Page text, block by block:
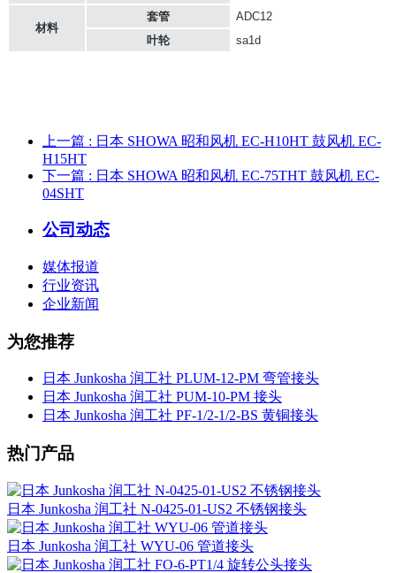
材料
套管
ADC12
叶轮
sa1d
上一篇 : 日本 SHOWA 昭和风机 EC-H10HT 鼓风机 EC-
H15HT
下一篇 : 日本 SHOWA 昭和风机 EC-75THT 鼓风机 EC-
04SHT
公司动态
媒体报道
行业资讯
企业新闻
为您推荐
日本 Junkosha 润工社 PLUM-12-PM 弯管接头
日本 Junkosha 润工社 PUM-10-PM 接头
日本 Junkosha 润工社 PF-1/2-1/2-BS 黄铜接头
热门产品
日本 Junkosha 润工社 N-0425-01-US2 不锈钢接头
日本 Junkosha 润工社 WYU-06 管道接头